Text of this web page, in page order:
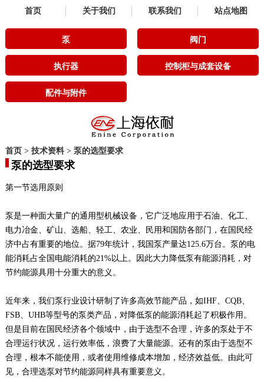
首页 关于我们 联系我们 站点地图
泵 阀门
执行器 控制柜与成套设备
配件与附件
首页> 技术资料> 泵的选型要求
泵的选型要求
第一节选用原则
泵是一种面大量广的通用型机械设备，它广泛地应用于石油、化工、
电力冶金、矿山、选船、轻工、农业、民用和国防各部门，在国民经
济中占有重要的地位。据79年统计，我国泵产量达125.6万台。泵的电
能消耗占全国电能消耗的21%以上。因此大力降低泵有能源消耗，对
节约能源具用十分重大的意义。
近年来，我们泵行业设计研制了许多高效节能产品，如IHF、CQB、
FSB、UHB等型号的泵类产品，对降低泵的能源消耗起了积极作用。
但是目前在国民经济各个领域中，由于选型不合理，许多的泵处于不
合理运行状况，运行效率低，浪费了大量能源。还有的泵由于选型不
合理，根本不能使用，或者使用维修成本增加，经济效益低。由此可
见，合理选泵对节约能源同样具有重要意义。